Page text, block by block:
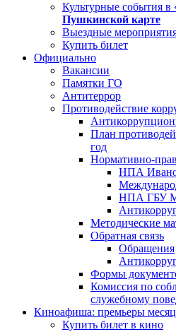
Культурные события
Пушкинской карте
Выездные
Купить билет
Официально
Вакансии
Памятки ГО
Антитеррор
Противодействие
План
год
Нормативно-
НПА
НПА ГБУ
Методические
Обратная связь
Обращения
Формы
Комиссия по
служебному
Киноафиша: премьеры
Купить билет в кино